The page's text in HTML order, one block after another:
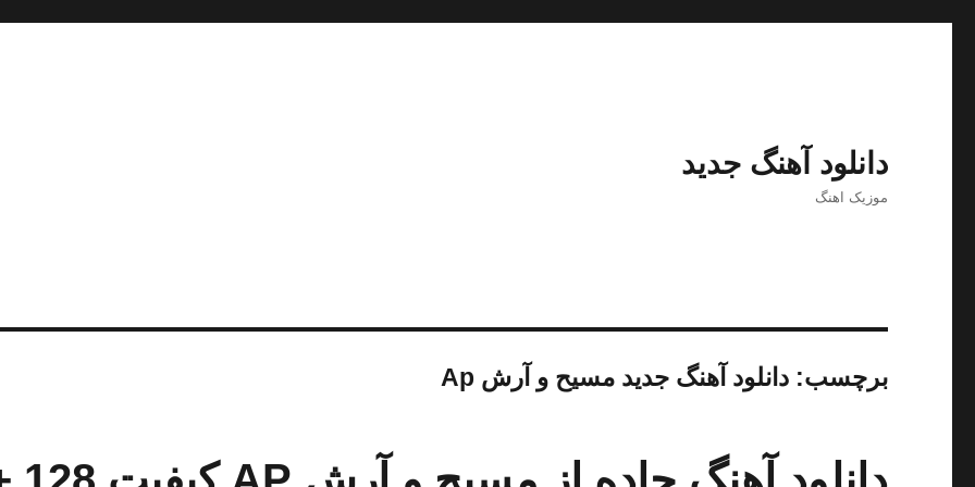
دانلود آهنگ جدید
موزیک اهنگ
برچسب:دانلود آهنگ جدید مسیح و آرش Ap